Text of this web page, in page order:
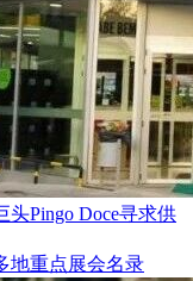
Pingo Doce寻求供
地重点展会名录